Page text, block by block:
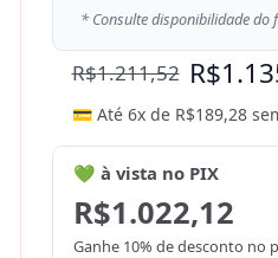
* Consulte disponibilidade
R$1.211,52 R$
💳 Até 6x de R$189,28
💚 à vista no PIX
R$1.022,12
Ganhe 10% de desconto no